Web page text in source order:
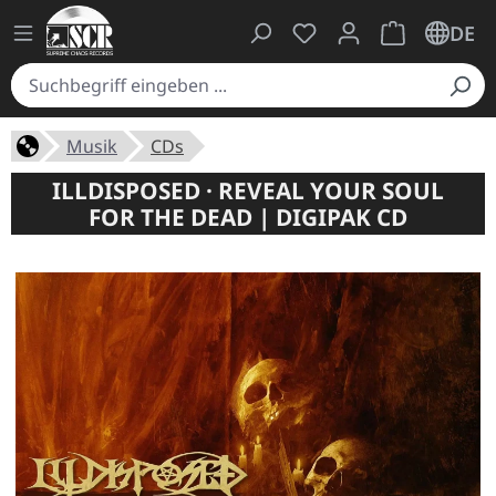
Du hast 0 Produkte
Warenkorb
DE
Musik CDs
ILLDISPOSED · REVEAL YOUR SOUL
FOR THE DEAD | DIGIPAK CD